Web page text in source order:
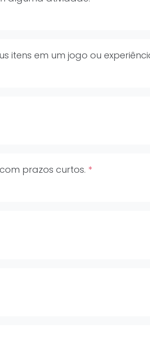
itens em um jogo ou
prazos curtos. *